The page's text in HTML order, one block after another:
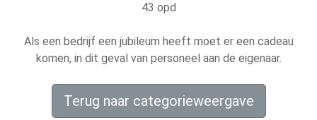
43 opd
Als een bedrijf een jubileum heeft moet er een cadeau
komen, in dit geval van personeel aan de eigenaar.
Terug naar categorieweergave